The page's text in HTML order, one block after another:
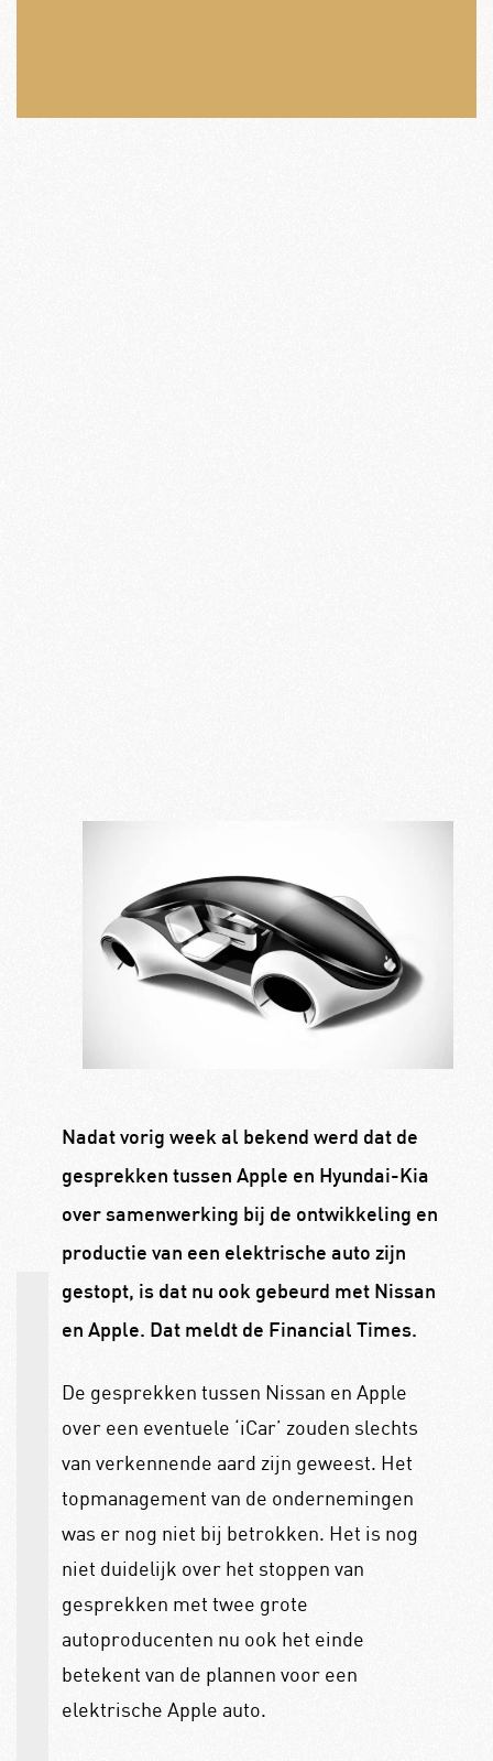
Nadat vorig week al bekend werd dat de
gesprekken tussen Apple en Hyundai-Kia
over samenwerking bij de ontwikkeling en
productie van een elektrische auto zijn
gestopt, is dat nu ook gebeurd met Nissan
en Apple. Dat meldt de Financial Times.
De gesprekken tussen Nissan en Apple
over een eventuele ‘iCar’ zouden slechts
van verkennende aard zijn geweest. Het
topmanagement van de ondernemingen
was er nog niet bij betrokken. Het is nog
niet duidelijk over het stoppen van
gesprekken met twee grote
autoproducenten nu ook het einde
betekent van de plannen voor een
elektrische Apple auto.